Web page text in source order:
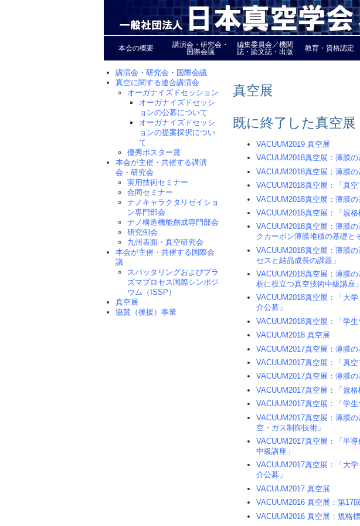
本会の概要
講演会・研究会・
国際会議
編集委員会／機関
誌・論文誌・出版
教育・資格認定
真空展
既に終了した真空展
VACUUM2019 真空展
VACUUM2018真空展：薄膜
VACUUM2018真空展：薄膜
VACUUM2018真空展：「真
VACUUM2018真空展：薄膜
VACUUM2018真空展：「規格
VACUUM2018真空展：薄膜
クカーボン薄膜堆積の基礎と
VACUUM2018真空展：薄膜
セスと結晶成長の課題」
VACUUM2018真空展：薄膜
析に役立つ真空技術中級講座」
VACUUM2018真空展：「大
介公募」
VACUUM2018真空展：「学生
VACUUM2018 真空展
VACUUM2017真空展：薄膜
VACUUM2017真空展：「真
VACUUM2017真空展：薄膜
VACUUM2017真空展：「規格
VACUUM2017真空展：「学生
VACUUM2017真空展：薄膜
空・ガス制御技術」
VACUUM2017真空展：「半
中級講座」
VACUUM2017真空展：「大
介公募」
VACUUM2017 真空展
VACUUM2016 真空展：第17
VACUUM2016 真空展：規格
講演会・研究会・国際会議
真空に関する連合講演会
オーガナイズドセッション
オーガナイズドセッシ
ョンの公募について
オーガナイズドセッシ
ョンの提案採択につい
て
優秀ポスター賞
本会が主催・共催する講演
会・研究会
実用技術セミナー
合同セミナー
ナノキャラクタリゼイショ
ン専門部会
ナノ構造機能創成専門部会
研究例会
九州表面・真空研究会
本会が主催・共催する国際会
議
スパッタリングおよびプラ
ズマプロセス国際シンポジ
ウム（ISSP）
真空展
協賛（後援）事業